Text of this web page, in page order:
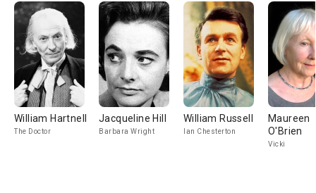
William Hartnell
The Doctor
Jacqueline Hill
Barbara Wright
William Russell
Ian Chesterton
Maureen
O'Brien
Vicki